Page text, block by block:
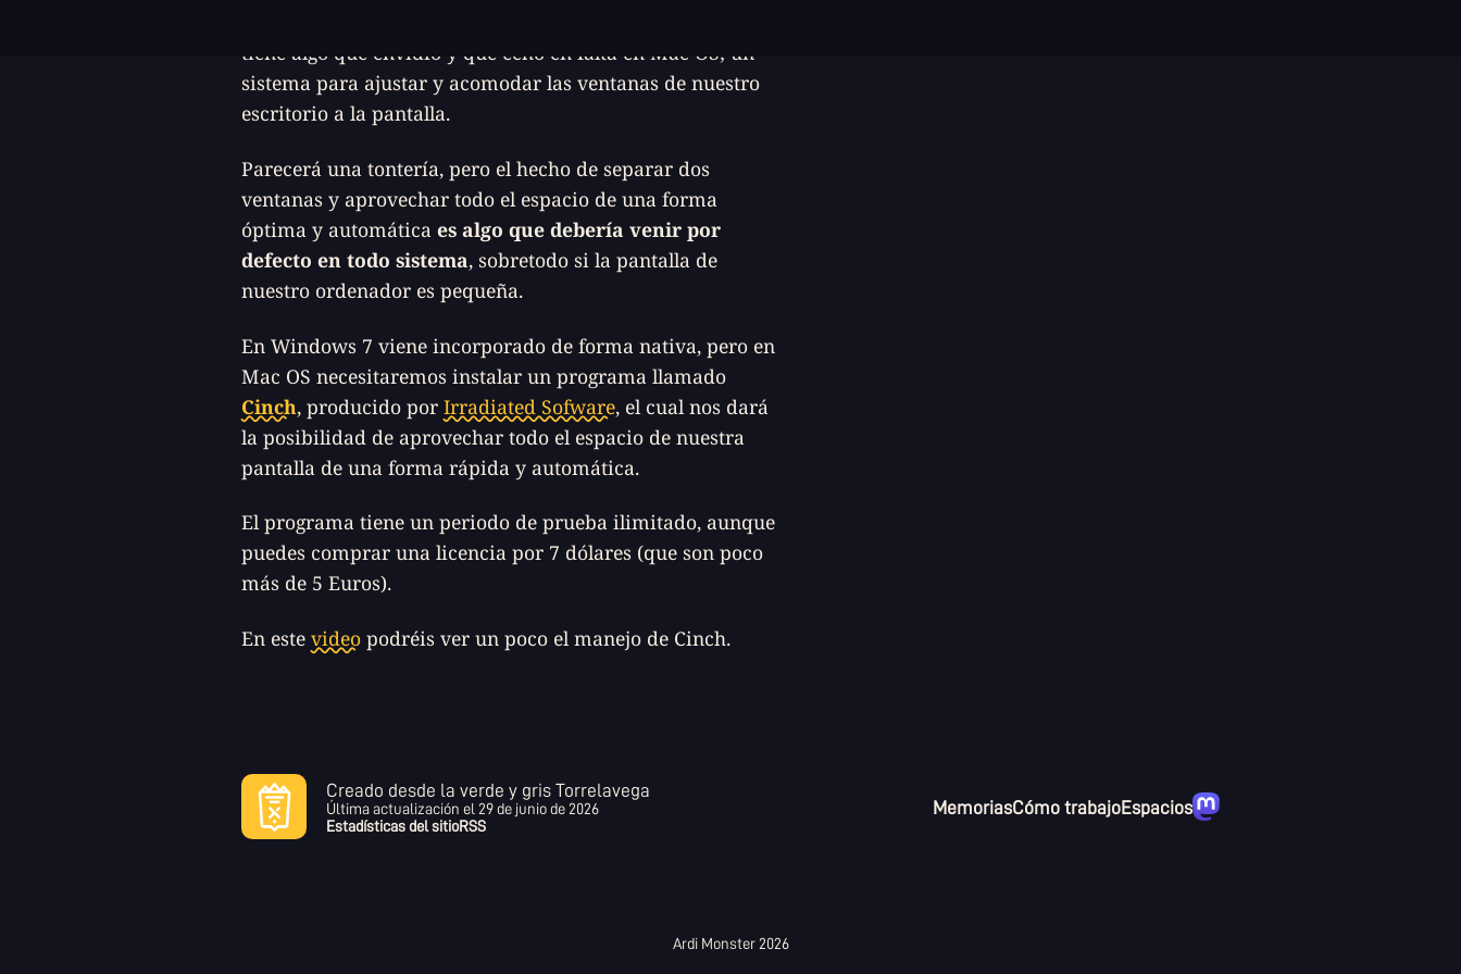
tiene algo que envidio y que echo en falta en Mac OS; un
sistema para ajustar y acomodar las ventanas de nuestro
escritorio a la pantalla.
Parecerá una tontería, pero el hecho de separar dos
ventanas y aprovechar todo el espacio de una forma
óptima y automática es algo que debería venir por
defecto en todo sistema, sobretodo si la pantalla de
nuestro ordenador es pequeña.
En Windows 7 viene incorporado de forma nativa, pero en
Mac OS necesitaremos instalar un programa llamado
Cinch, producido por Irradiated Sofware, el cual nos dará
la posibilidad de aprovechar todo el espacio de nuestra
pantalla de una forma rápida y automática.
El programa tiene un periodo de prueba ilimitado, aunque
puedes comprar una licencia por 7 dólares (que son poco
más de 5 Euros).
En este video podréis ver un poco el manejo de Cinch.
Creado desde la verde y gris Torrelavega
Última actualización el29 de junio de 2026
Estadísticas del sitioRSS
MemoriasCómo trabajoEspacios
Ardi Monster 2026